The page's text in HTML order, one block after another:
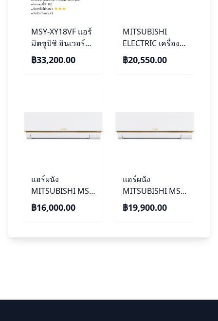
MSY-XY18VF แอร์
มิตซูบิชิ อินเวอร์
เตอร์ น้ำยา R-32
(MITSUBISHI
฿33,200.00
MITSUBISHI
ELECTRIC เครื่อง
ปรับอากาศ
(12,966 BTU)
฿20,550.00
แอร์ผนัง
MITSUBISHI MS-
GY09VF 9554 บีทียู
Econo Air (Fixed
ตั้ง
฿16,000.00
แอร์ผนัง
MITSUBISHI MS-
GY12VF 11,601 บี
ทียู Econo Air
พร้อมติดตั้ง
฿19,900.00